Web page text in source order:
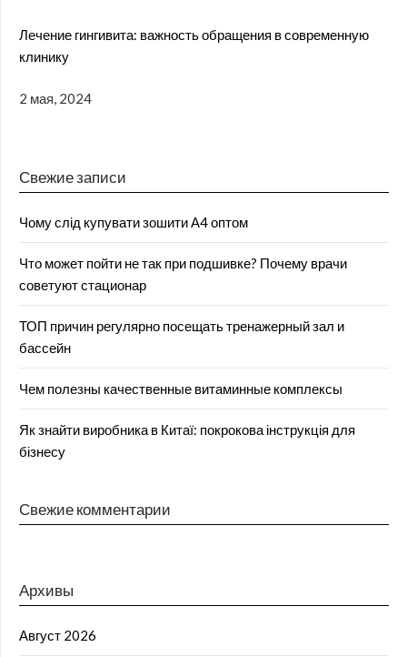
Лечение гингивита: важность обращения в современную
клинику
2 мая, 2024
Свежие записи
Чому слід купувати зошити А4 оптом
Что может пойти не так при подшивке? Почему врачи
советуют стационар
ТОП причин регулярно посещать тренажерный зал и
бассейн
Чем полезны качественные витаминные комплексы
Як знайти виробника в Китаї: покрокова інструкція для
бізнесу
Свежие комментарии
Архивы
Август 2026